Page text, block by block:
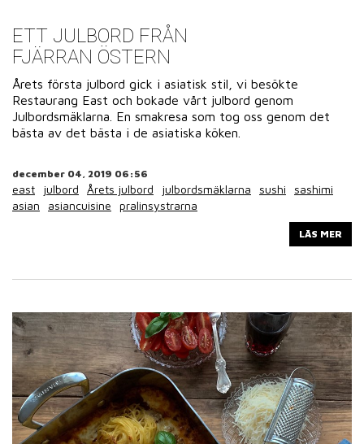
ETT JULBORD FRÅN
FJÄRRAN ÖSTERN
Årets första julbord gick i asiatisk stil, vi besökte
Restaurang East och bokade vårt julbord genom
Julbordsmäklarna. En smakresa som tog oss genom det
bästa av det bästa i de asiatiska köken.
december 04, 2019 06:56
east julbord Årets julbord julbordsmäklarna sushi
sashimi
asian
asiancuisine pralinsystrarna
LÄS MER